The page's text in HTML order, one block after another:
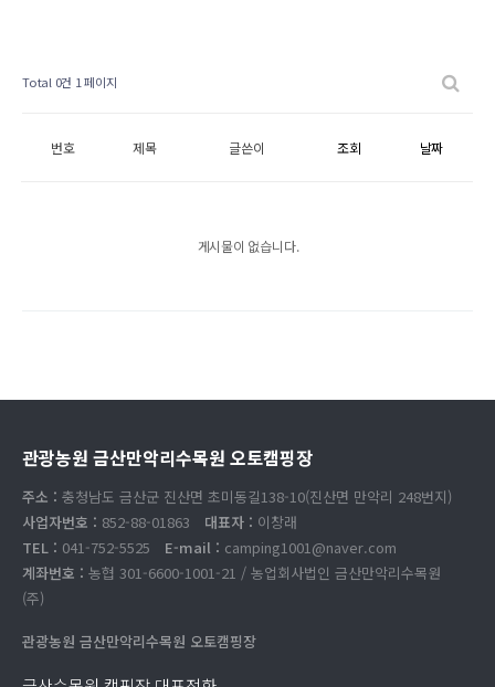
Total 0건 1 페이지
번호 제목 글쓴이 조회 날짜
게시물이 없습니다.
관광농원 금산만악리수목원 오토캠핑장
주소 : 충청남도 금산군 진산면 초미동길138-10(진산면 만악리 248번지)
사업자번호 : 852-88-01863 대표자 : 이창래
TEL : 041-752-5525 E-mail : camping1001@naver.com
계좌번호 : 농협 301-6600-1001-21 / 농업회사법인 금산만악리수목원
(주)
관광농원 금산만악리수목원 오토캠핑장